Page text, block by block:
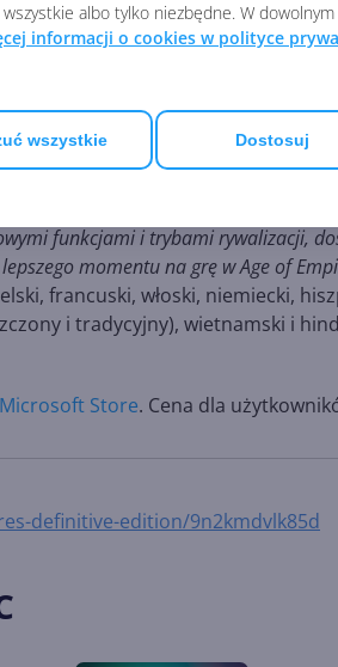
albo tylko niezbędne. W
informacji o cookies w polityce
wszystkie Dostosuj
w wersji ostatecznej na PC z
funkcjami i trybami rywalizacji,
momentu na grę w Age of
francuski, włoski, niemiecki,
i tradycyjny), wietnamski i
Microsoft Store. Cena dla
definitive-edition/9n2kmdvlk85d